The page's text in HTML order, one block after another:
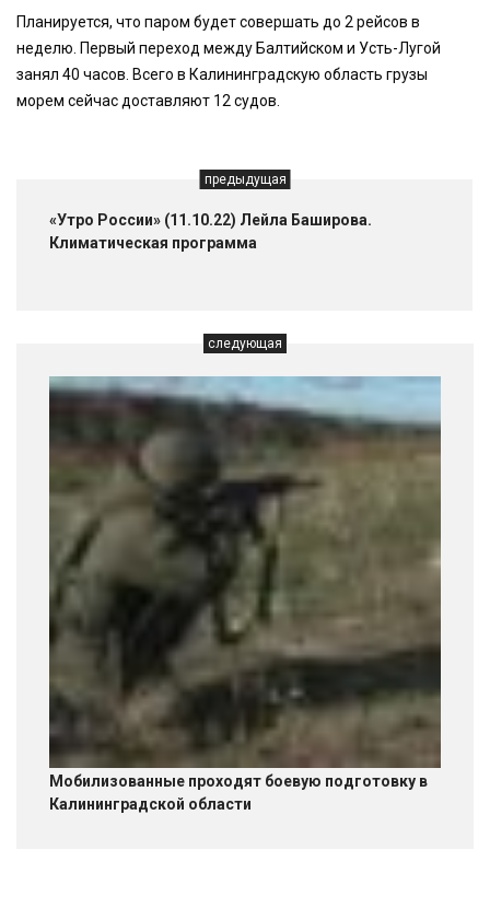
Планируется, что паром будет совершать до 2 рейсов в
неделю. Первый переход между Балтийском и Усть-Лугой
занял 40 часов. Всего в Калининградскую область грузы
морем сейчас доставляют 12 судов.
предыдущая
«Утро России» (11.10.22) Лейла Баширова.
Климатическая программа
следующая
Мобилизованные проходят боевую подготовку в
Калининградской области